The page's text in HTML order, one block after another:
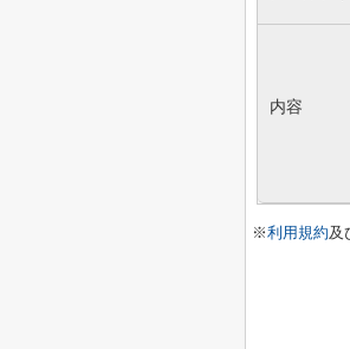
内容
※利用規約及